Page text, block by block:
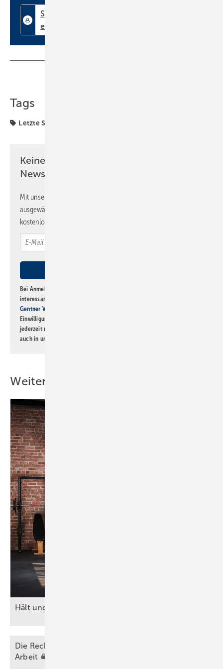
Fenster in Zeiten, in denen Themen wie „Arbeitsgruppe Artikel-
Verschlüsselung“ und „Unterschriftsmappen“ noch präsent waren.
Tags
Letzte Seiten
Keine Zeit? Kein Problem mit dem SBZ
Newsletter!
Mit unserem Newsletter erhalten Sie regelmäßig von uns
ausgewählte Informationen und Neuigkeiten, gebündelt und
kostenlos direkt ins Postfach.
Bei Anmeldung zu diesem Newsletter bin ich damit einverstanden, über
interessante Verlags- und Online-Angebote
Gentner Verlag GmbH & Co. KG
Einwilligung kann ich jederzeit widerrufen und eine Abmeldung ist
jederzeit möglich. Informationen zum Umgang mit Daten finden Sie
auch in unserer
Weitere Inhalte
Hält und hält und hält und hält
Die Rechtslage bei Affären und Liebe auf der
Arbeit